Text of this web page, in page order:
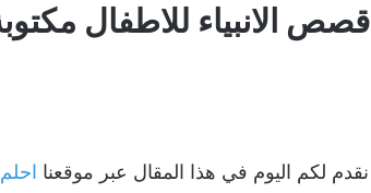
قصص الانبياء للاطفال
نقدم لكم اليوم في هذا المقال عبر موقعنا احلم